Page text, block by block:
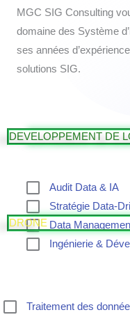
MGC SIG Consulting
domaine des Système
ses années
solutions SIG.
DEVELOPPEMENT DE
Audit Data & IA
Stratégie Data-
Data
Ingénierie &
DRONE
Traitement des